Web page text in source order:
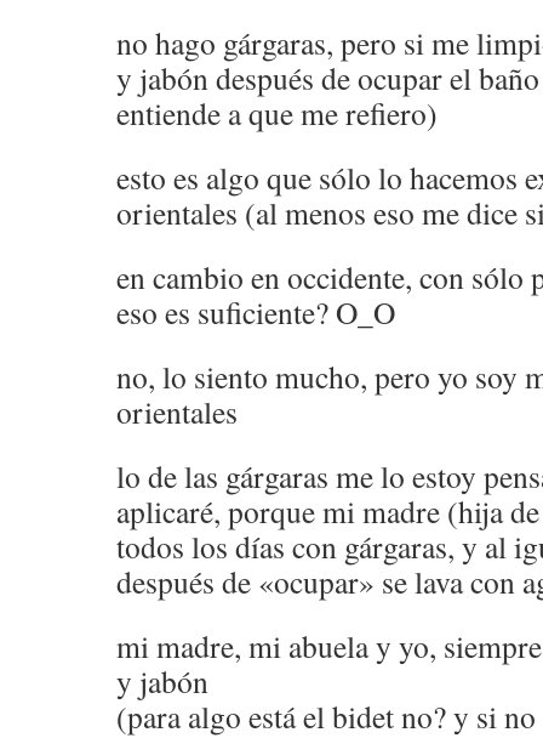
no hago gárgaras, pero si me
y jabón después de ocupar el
entiende a que me refiero)
esto es algo que sólo lo hacemos
orientales (al menos eso me dice
en cambio en occidente, con sólo
eso es suficiente? O_O
no, lo siento mucho, pero yo soy
orientales
lo de las gárgaras me lo estoy
aplicaré, porque mi madre (hija
todos los días con gárgaras, y al
después de «ocupar» se lava con
mi madre, mi abuela y yo,
y jabón
(para algo está el bidet no? y si no